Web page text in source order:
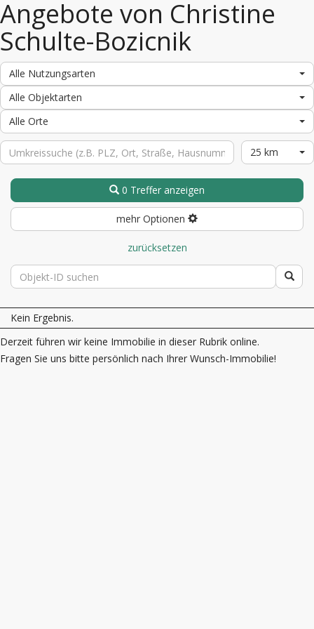
Angebote von Christine
Schulte-Bozicnik
Alle Nutzungsarten
Alle Objektarten
Alle Orte
25 km
0 Treffer anzeigen
mehr Optionen
zurücksetzen
Kein Ergebnis.
Derzeit führen wir keine Immobilie in dieser Rubrik online.
Fragen Sie uns bitte persönlich nach Ihrer Wunsch-Immobilie!